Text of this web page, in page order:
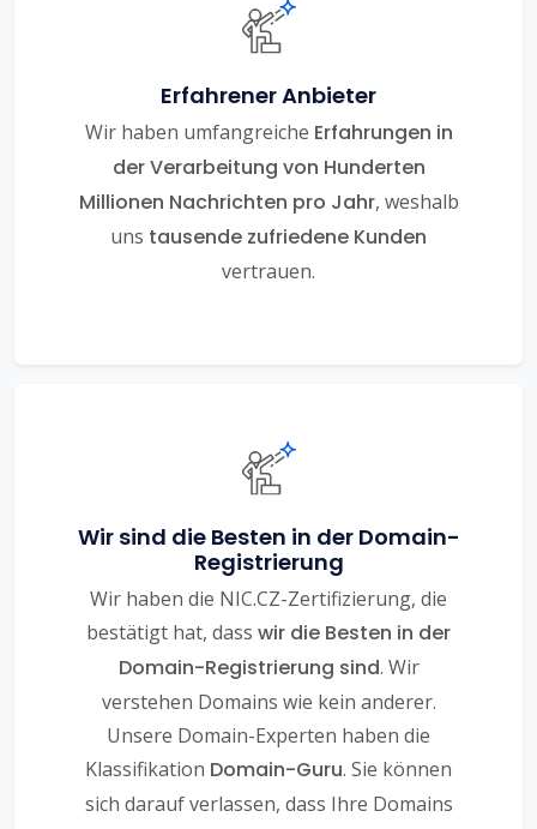
Erfahrener Anbieter
Wir haben umfangreiche Erfahrungen in
der Verarbeitung von Hunderten
Millionen Nachrichten pro Jahr, weshalb
uns tausende zufriedene Kunden
vertrauen.
Wir sind die Besten in der Domain-
Registrierung
Wir haben die NIC.CZ-Zertifizierung, die
bestätigt hat, dass wir die Besten in der
Domain-Registrierung sind. Wir
verstehen Domains wie kein anderer.
Unsere Domain-Experten haben die
Klassifikation Domain-Guru. Sie können
sich darauf verlassen, dass Ihre Domains